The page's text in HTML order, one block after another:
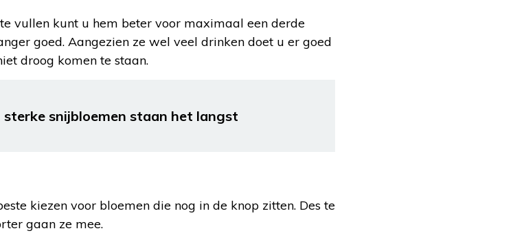
vullen kunt u hem beter voor maximaal een derde
goed. Aangezien ze wel veel drinken doet u er goed
droog komen te staan.
sterke snijbloemen staan het langst
kiezen voor bloemen die nog in de knop zitten. Des te
gaan ze mee.